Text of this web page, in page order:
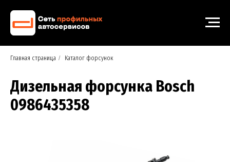
Главная страница / Каталог форсунок
Дизельная форсунка Bosch
0986435358